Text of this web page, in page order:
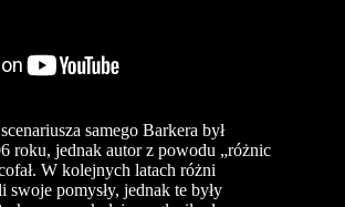
samego Barkera był
roku, jednak autor z powodu „różnic
W kolejnych latach różni
swoje pomysły, jednak te były